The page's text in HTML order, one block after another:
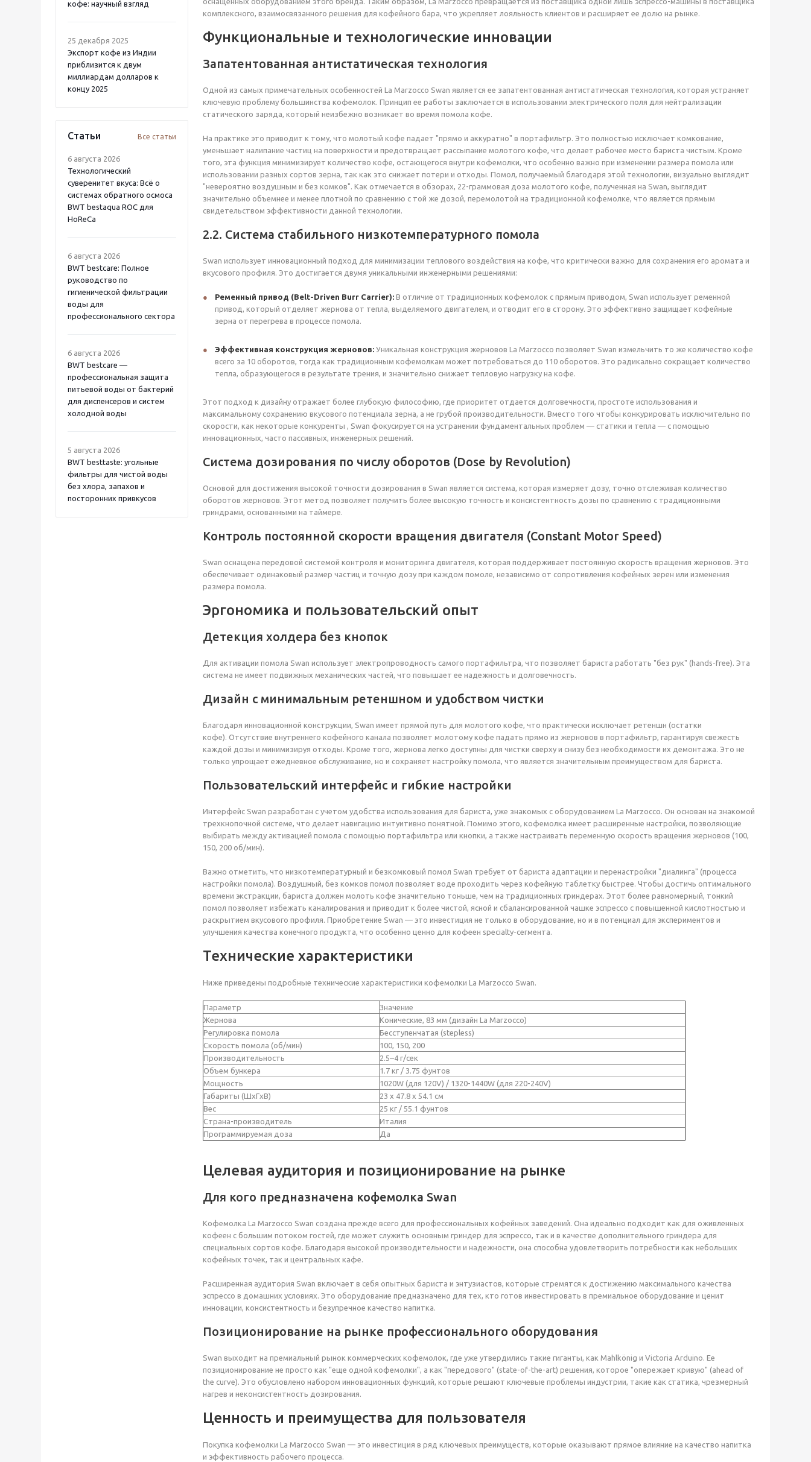
кофе: научный взгляд
25 декабря 2025
Экспорт кофе из Индии
приблизится к двум
миллиардам долларов к
концу 2025
Статьи Все статьи
6 августа 2026
Технологический
суверенитет вкуса: Всё о
системах обратного осмоса
BWT bestaqua ROC для
HoReCa
6 августа 2026
BWT bestcare: Полное
руководство по
гигиенической фильтрации
воды для
профессионального сектора
6 августа 2026
BWT bestcare —
профессиональная защита
питьевой воды от бактерий
для диспенсеров и систем
холодной воды
5 августа 2026
BWT besttaste: угольные
фильтры для чистой воды
без хлора, запахов и
посторонних привкусов
комплексного, взаимосвязанного решения для кофейного бара, что укрепляет лояльность клиентов и расширяет ее долю на рынке.
Функциональные и технологические инновации
Запатентованная антистатическая технология
Одной из самых примечательных особенностей La Marzocco Swan является ее запатентованная антистатическая технология, которая устраняет
ключевую проблему большинства кофемолок. Принцип ее работы заключается в использовании электрического поля для нейтрализации
статического заряда, который неизбежно возникает во время помола кофе.
На практике это приводит к тому, что молотый кофе падает "прямо и аккуратно" в портафильтр. Это полностью исключает комкование,
уменьшает налипание частиц на поверхности и предотвращает рассыпание молотого кофе, что делает рабочее место бариста чистым. Кроме
того, эта функция минимизирует количество кофе, остающегося внутри кофемолки, что особенно важно при изменении размера помола или
использовании разных сортов зерна, так как это снижает потери и отходы. Помол, получаемый благодаря этой технологии, визуально выглядит
"невероятно воздушным и без комков". Как отмечается в обзорах, 22-граммовая доза молотого кофе, полученная на Swan, выглядит
значительно объемнее и менее плотной по сравнению с той же дозой, перемолотой на традиционной кофемолке, что является прямым
свидетельством эффективности данной технологии.
2.2. Система стабильного низкотемпературного помола
Swan использует инновационный подход для минимизации теплового воздействия на кофе, что критически важно для сохранения его аромата и
вкусового профиля. Это достигается двумя уникальными инженерными решениями:
Ременный привод (Belt-Driven Burr Carrier): В отличие от традиционных кофемолок с прямым приводом, Swan использует ременной
привод, который отделяет жернова от тепла, выделяемого двигателем, и отводит его в сторону. Это эффективно защищает кофейные
зерна от перегрева в процессе помола.
Эффективная конструкция жерновов: Уникальная конструкция жерновов La Marzocco позволяет Swan измельчить то же количество кофе
всего за 10 оборотов, тогда как традиционным кофемолкам может потребоваться до 110 оборотов. Это радикально сокращает количество
тепла, образующегося в результате трения, и значительно снижает тепловую нагрузку на кофе.
Этот подход к дизайну отражает более глубокую философию, где приоритет отдается долговечности, простоте использования и
максимальному сохранению вкусового потенциала зерна, а не грубой производительности. Вместо того чтобы конкурировать исключительно по
скорости, как некоторые конкуренты , Swan фокусируется на устранении фундаментальных проблем — статики и тепла — с помощью
инновационных, часто пассивных, инженерных решений.
Система дозирования по числу оборотов (Dose by Revolution)
Основой для достижения высокой точности дозирования в Swan является система, которая измеряет дозу, точно отслеживая количество
оборотов жерновов. Этот метод позволяет получить более высокую точность и консистентность дозы по сравнению с традиционными
гриндрами, основанными на таймере.
Контроль постоянной скорости вращения двигателя (Constant Motor Speed)
Swan оснащена передовой системой контроля и мониторинга двигателя, которая поддерживает постоянную скорость вращения жерновов. Это
обеспечивает одинаковый размер частиц и точную дозу при каждом помоле, независимо от сопротивления кофейных зерен или изменения
размера помола.
Эргономика и пользовательский опыт
Детекция холдера без кнопок
Для активации помола Swan использует электропроводность самого портафильтра, что позволяет бариста работать "без рук" (hands-free). Эта
система не имеет подвижных механических частей, что повышает ее надежность и долговечность.
Дизайн с минимальным ретеншном и удобством чистки
Благодаря инновационной конструкции, Swan имеет прямой путь для молотого кофе, что практически исключает ретеншн (остатки
кофе). Отсутствие внутреннего кофейного канала позволяет молотому кофе падать прямо из жерновов в портафильтр, гарантируя свежесть
каждой дозы и минимизируя отходы. Кроме того, жернова легко доступны для чистки сверху и снизу без необходимости их демонтажа. Это не
только упрощает ежедневное обслуживание, но и сохраняет настройку помола, что является значительным преимуществом для бариста.
Пользовательский интерфейс и гибкие настройки
Интерфейс Swan разработан с учетом удобства использования для бариста, уже знакомых с оборудованием La Marzocco. Он основан на знакомой
трехкнопочной системе, что делает навигацию интуитивно понятной. Помимо этого, кофемолка имеет расширенные настройки, позволяющие
выбирать между активацией помола с помощью портафильтра или кнопки, а также настраивать переменную скорость вращения жерновов (100,
150, 200 об/мин).
Важно отметить, что низкотемпературный и безкомковый помол Swan требует от бариста адаптации и перенастройки "диалинга" (процесса
настройки помола). Воздушный, без комков помол позволяет воде проходить через кофейную таблетку быстрее. Чтобы достичь оптимального
времени экстракции, бариста должен молоть кофе значительно тоньше, чем на традиционных гриндерах. Этот более равномерный, тонкий
помол позволяет избежать каналирования и приводит к более чистой, ясной и сбалансированной чашке эспрессо с повышенной кислотностью и
раскрытием вкусового профиля. Приобретение Swan — это инвестиция не только в оборудование, но и в потенциал для экспериментов и
улучшения качества конечного продукта, что особенно ценно для кофеен specialty-сегмента.
Технические характеристики
Ниже приведены подробные технические характеристики кофемолки La Marzocco Swan.
Параметр
Значение
Жернова
Конические, 83 мм (дизайн La Marzocco)
Регулировка помола
Бесступенчатая (stepless)
Скорость помола (об/мин)
100, 150, 200
Производительность
2.5–4 г/сек
Объем бункера
1.7 кг / 3.75 фунтов
Мощность
1020W (для 120V) / 1320-1440W (для 220-240V)
Габариты (ШxГxВ)
23 x 47.8 x 54.1 см
Вес
25 кг / 55.1 фунтов
Страна-производитель
Италия
Программируемая доза
Да
Целевая аудитория и позиционирование на рынке
Для кого предназначена кофемолка Swan
Кофемолка La Marzocco Swan создана прежде всего для профессиональных кофейных заведений. Она идеально подходит как для оживленных
кофеен с большим потоком гостей, где может служить основным гриндер для эспрессо, так и в качестве дополнительного гриндера для
специальных сортов кофе. Благодаря высокой производительности и надежности, она способна удовлетворить потребности как небольших
кофейных точек, так и центральных кафе.
Расширенная аудитория Swan включает в себя опытных бариста и энтузиастов, которые стремятся к достижению максимального качества
эспрессо в домашних условиях. Это оборудование предназначено для тех, кто готов инвестировать в премиальное оборудование и ценит
инновации, консистентность и безупречное качество напитка.
Позиционирование на рынке профессионального оборудования
Swan выходит на премиальный рынок коммерческих кофемолок, где уже утвердились такие гиганты, как Mahlkönig и Victoria Arduino. Ее
позиционирование не просто как "еще одной кофемолки", а как "передового" (state-of-the-art) решения, которое "опережает кривую" (ahead of
the curve). Это обусловлено набором инновационных функций, которые решают ключевые проблемы индустрии, такие как статика, чрезмерный
нагрев и неконсистентность дозирования.
Ценность и преимущества для пользователя
Покупка кофемолки La Marzocco Swan — это инвестиция в ряд ключевых преимуществ, которые оказывают прямое влияние на качество напитка
и эффективность рабочего процесса.